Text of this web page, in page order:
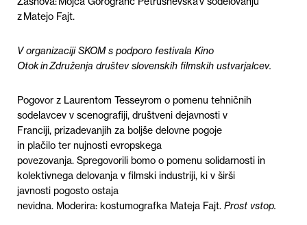
z Matejo Fajt.
V organizacijiSKOM s podporo festivala Kino
Otok in Združenja društev slovenskih filmskih ustvarjalcev.
Pogovor z Laurentom Tesseyrom o pomenu tehničnih
sodelavcev v scenografiji, društveni dejavnosti v
Franciji, prizadevanjih za boljše delovne pogoje
in plačilo ter nujnosti evropskega
povezovanja. Spregovorili bomo o pomenu solidarnosti in
kolektivnega delovanja v filmski industriji, ki v širši
javnosti pogosto ostaja
nevidna. Moderira: kostumografka Mateja Fajt. Prost vstop.